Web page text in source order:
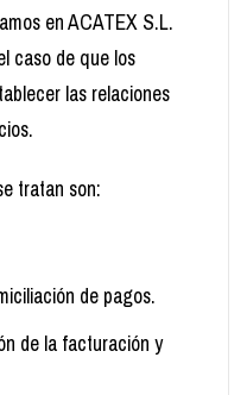
en ACATEX S.L.
caso de que los
las relaciones
tratan son:
de pagos.
de la facturación y